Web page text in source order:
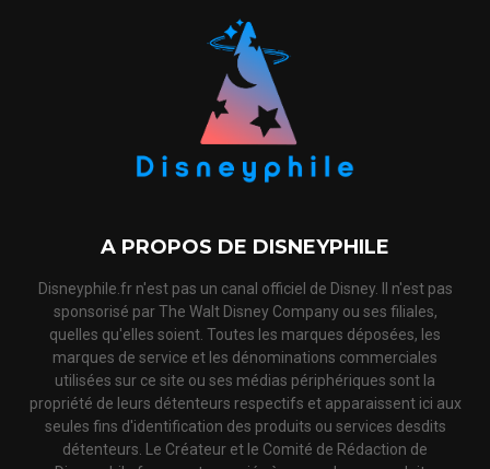
A PROPOS DE DISNEYPHILE
Disneyphile.fr n'est pas un canal officiel de Disney. Il n'est pas
sponsorisé par The Walt Disney Company ou ses filiales,
quelles qu'elles soient. Toutes les marques déposées, les
marques de service et les dénominations commerciales
utilisées sur ce site ou ses médias périphériques sont la
propriété de leurs détenteurs respectifs et apparaissent ici aux
seules fins d'identification des produits ou services desdits
détenteurs. Le Créateur et le Comité de Rédaction de